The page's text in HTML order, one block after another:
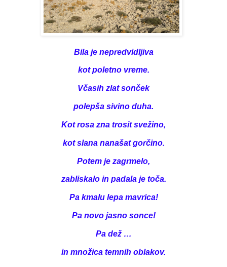
Bila je nepredvidljiva
kot poletno vreme.
Včasih zlat sonček
polepša sivino duha.
Kot rosa zna trosit svežino,
kot slana nanašat gorčino.
Potem je zagrmelo,
zabliskalo in padala je toča.
Pa kmalu lepa mavrica!
Pa novo jasno sonce!
Pa dež …
in množica temnih oblakov.